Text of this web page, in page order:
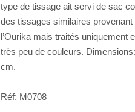
type de tissage ait servi de sac
des tissages similaires provenant
l’Ourika mais traités uniquement
très peu de couleurs.
cm.
Réf: M0708